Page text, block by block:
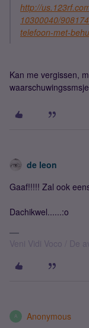
http://
10300040/
telefoon-met-
Kan me vergissen,
de leon
Gaaf!!!!! Zal ook
Dachikwel......:o
Veni Vidi Voco / De
A Anonymous